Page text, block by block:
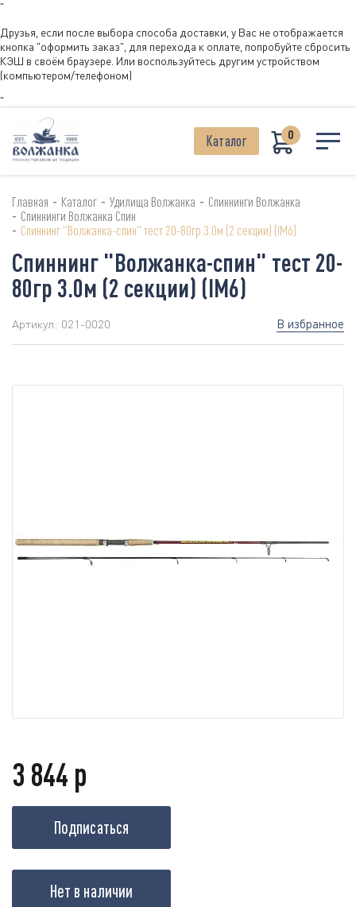
"
Друзья, если после выбора способа доставки, у Вас не отображается
кнопка "оформить заказ", для перехода к оплате, попробуйте сбросить
КЭШ в своём браузере. Или воспользуйтесь другим устройством
(компьютером/телефоном)
"
Каталог 0
Главная - Каталог - Удилища Волжанка - Спиннинги Волжанка
- Спиннинги Волжанка Спин
- Спиннинг "Волжанка-спин" тест 20-80гр 3.0м (2 секции) (IM6)
Спиннинг "Волжанка-спин" тест 20-
80гр 3.0м (2 секции) (IM6)
Артикул: 021-0020 В избранное
3 844 р
Подписаться
Нет в наличии